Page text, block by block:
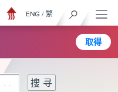
取得
ENG / 繁